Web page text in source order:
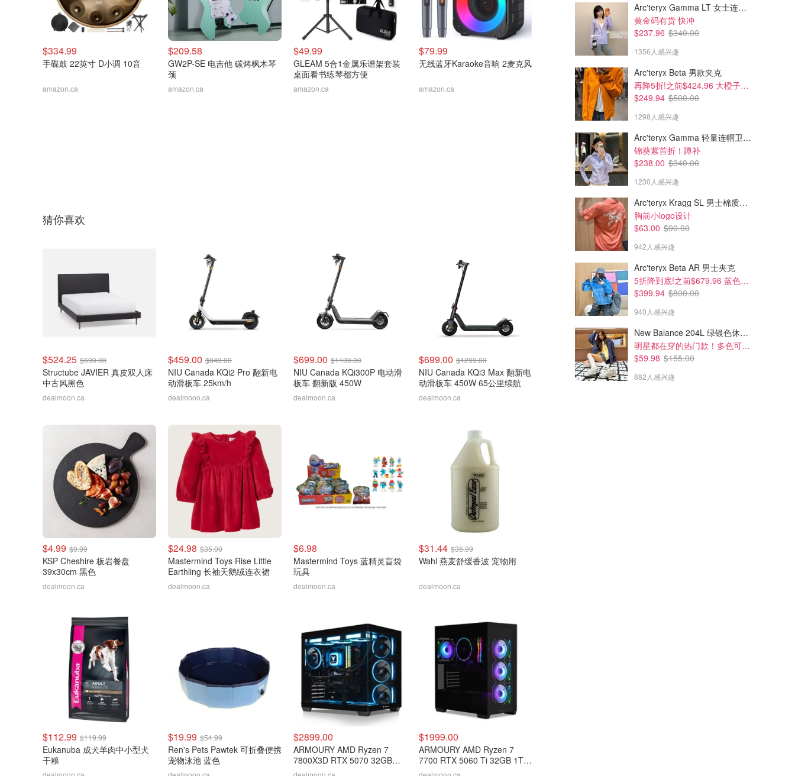
$334.99
手碟鼓 22英寸 D小调 10音
amazon.ca
$209.58
GW2P-SE 电吉他 碳烤枫木琴
颈
amazon.ca
$49.99
GLEAM 5合1金属乐谱架套装
桌面看书练琴都方便
amazon.ca
$79.99
无线蓝牙Karaoke音响 2麦克风
amazon.ca Oakley.com
$699.00
黑色
amazon.ca
猜你喜欢
$524.25 $699.00
Structube JAVIER 真皮双人床
中古风黑色
dealmoon.ca
$459.00 $849.00
NIU Canada KQi2 Pro 翻新电
动滑板车 25km/h
dealmoon.ca
$699.00 $1139.00
NIU Canada KQi300P 电动滑
板车 翻新版 450W
dealmoon.ca
$699.00 $1299.00
NIU Canada KQi3 Max 翻新电
动滑板车 450W 65公里续航
dealmoon.ca
$4.99 $9.99
KSP Cheshire 板岩餐盘
39x30cm 黑色
dealmoon.ca
$24.98 $35.00
Mastermind Toys Rise Little
Earthling 长袖天鹅绒连衣裙
dealmoon.ca
$6.98
Mastermind Toys 蓝精灵盲袋
玩具
dealmoon.ca
$31.44 $36.99
Wahl 燕麦舒缓香波 宠物用
dealmoon.ca
$112.99 $119.99
Eukanuba 成犬羊肉中小型犬
干粮
$19.99 $54.99
Ren's Pets Pawtek 可折叠便携
宠物泳池 蓝色
$2899.00
ARMOURY AMD Ryzen 7
7800X3D RTX 5070 32GB
RAM 2TB SSD 台式机
$1999.00
ARMOURY AMD Ryzen 7
7700 RTX 5060 Ti 32GB 1TB
台式电脑
Arc'teryx Gamma LT 女士连帽夹克
黄金码有货 快冲
$237.96 $340.00
1356人感兴趣
Arc'teryx Beta 男款夹克
再降5折!之前$424.96 大橙子好显白 蹲补
$249.94 $500.00
1298人感兴趣
Arc'teryx Gamma 轻量连帽卫衣 女款
锦葵紫首折！蹲补
$238.00 $340.00
1230人感兴趣
Arc'teryx Kragg SL 男士棉质短袖T恤
胸前小logo设计
$63.00 $90.00
942人感兴趣
Arc'teryx Beta AR 男士夹克
5折降到底!之前$679.96 蓝色款有货
$399.94 $800.00
940人感兴趣
New Balance 204L 绿银色休闲鞋
明星都在穿的热门款！多色可选 3.8折
$59.98 $155.00
882人感兴趣